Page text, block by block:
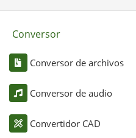
Conversor
Conversor de archivos
Conversor de audio
Convertidor CAD